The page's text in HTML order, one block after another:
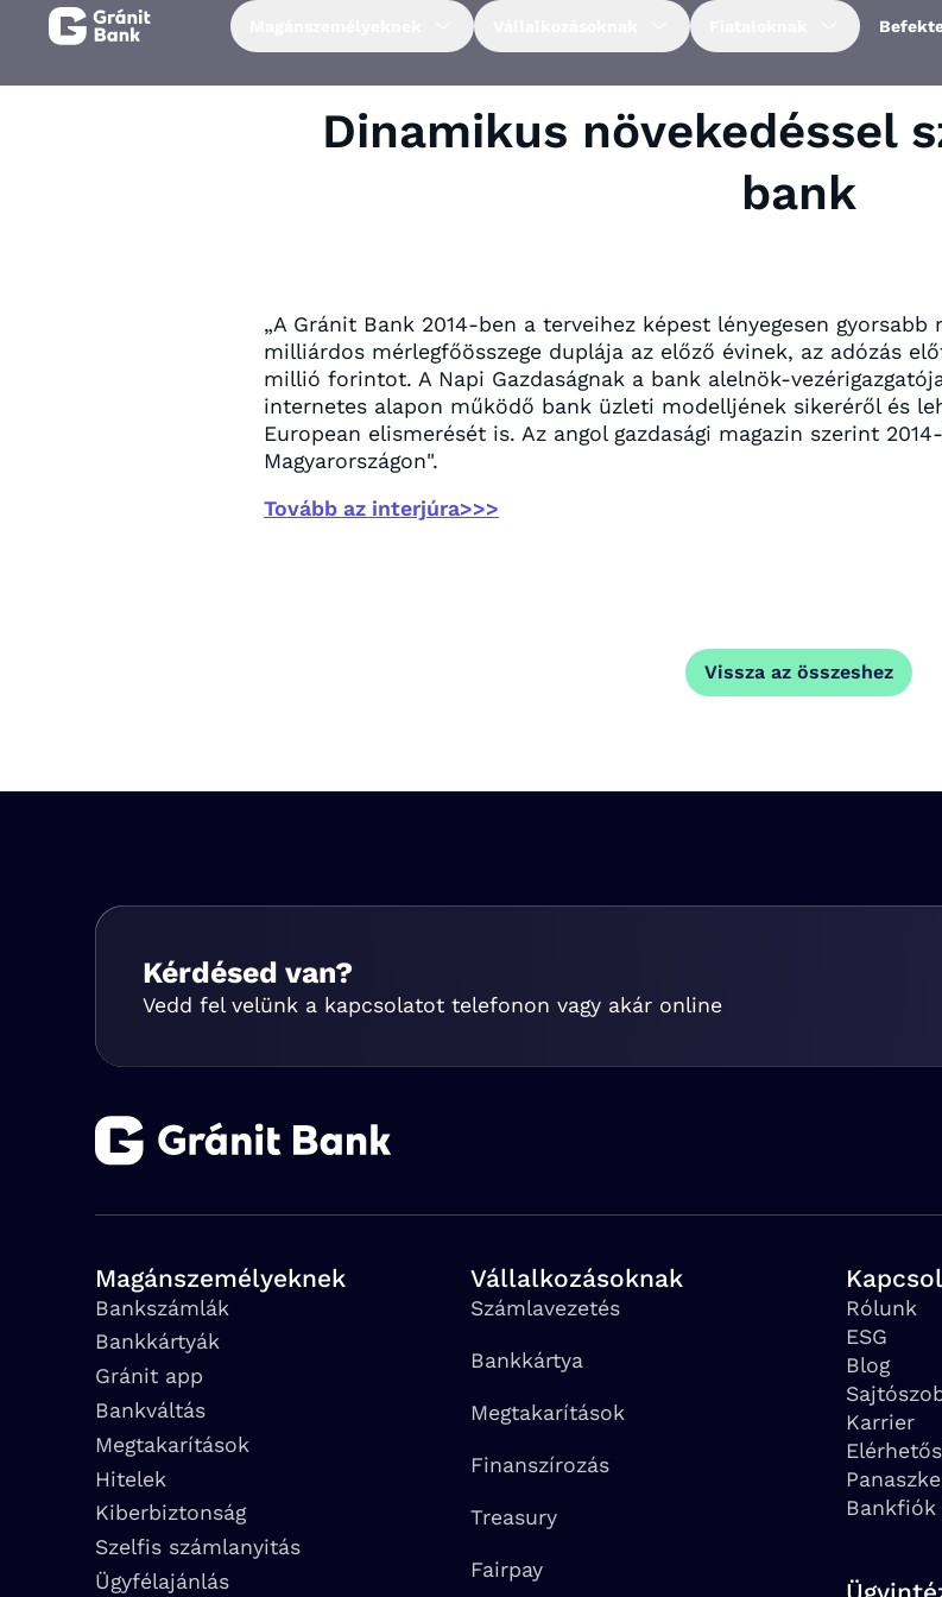
Netbank
Dinamikus növekedéssel
bank
„A Gránit Bank 2014-ben a terveihez képest lényegesen
milliárdos mérlegfőösszege duplája az előző évinek, az adózás
millió forintot. A Napi Gazdaságnak a bank alelnök-
internetes alapon működő bank üzleti modelljének sikeréről és
European elismerését is. Az angol gazdasági magazin szerint
Magyarországon".
Tovább az interjúra>>>
Vissza az összeshez
Kérdésed van?
Vedd fel velünk a kapcsolatot telefonon vagy akár online
Magánszemélyeknek
Bankszámlák
Bankkártyák
Gránit app
Bankváltás
Megtakarítások
Hitelek
Kiberbiztonság
Szelfis számlanyitás
Ügyfélajánlás
Vállalkozásoknak
Számlavezetés
Bankkártya
Megtakarítások
Finanszírozás
Treasury
Fairpay
Rólunk
ESG
Blog
Karrier
Bankfiók